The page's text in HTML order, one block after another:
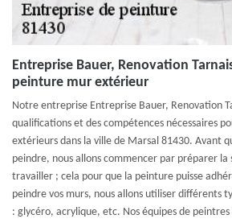
Entreprise Bauer, Renovation
peinture mur extérieur
Notre entreprise Entreprise Bauer, Renovation
qualifications et des compétences nécessaires
extérieurs dans la ville de Marsal 81430. Avant
peindre, nous allons commencer par préparer la
travailler ; cela pour que la peinture puisse
peindre vos murs, nous allons utiliser différents
: glycéro, acrylique, etc. Nos équipes de